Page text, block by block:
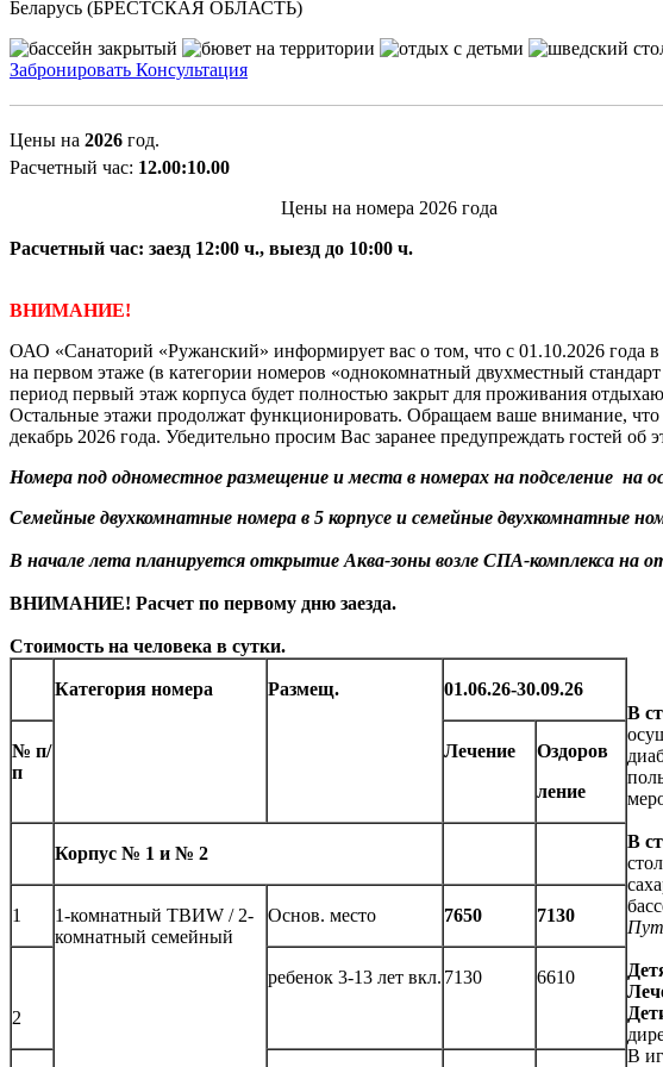
Беларусь (БРЕСТСКАЯ ОБЛАСТЬ)
Забронировать Консультация
Цены на 2026 год.
Расчетный час: 12.00:10.00
Цены на номера 2026 года
Расчетный час: заезд 12:00 ч., выезд до 10:00 ч.
ВНИМАНИЕ!
ОАО «Санаторий «Ружанский» информирует вас о том, что с 01.10.2026 года в
на первом этаже (в категории номеров «однокомнатный двухместный
период первый этаж корпуса будет полностью закрыт для проживания
Остальные этажи продолжат функционировать. Обращаем ваше внимание,
декабрь 2026 года. Убедительно просим Вас заранее предупреждать гостей
Номера под одноместное размещение и места в номерах на подселение на
Семейные двухкомнатные номера в 5 корпусе и семейные двухкомнатные
В начале лета планируется открытие Аква-зоны возле СПА-комплекса на
ВНИМАНИЕ! Расчет по первому дню заезда.
Стоимость на человека в сутки.
Категория номера Размещ. 01.06.26-30.09.26
№ п/
п
Лечение
Оздоров
ление
Корпус № 1 и № 2
1
1-комнатный ТВИW / 2-
комнатный семейный
Основ. место 7650 7130
2
ребенок 3-13 лет вкл. 7130 6610
В
В
В